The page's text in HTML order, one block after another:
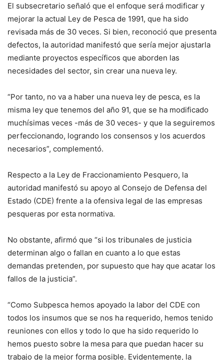
El subsecretario señaló que el enfoque será modificar y
mejorar la actual Ley de Pesca de 1991, que ha sido
revisada más de 30 veces. Si bien, reconoció que presenta
defectos, la autoridad manifestó que sería mejor ajustarla
mediante proyectos específicos que aborden las
necesidades del sector, sin crear una nueva ley.
“Por tanto, no va a haber una nueva ley de pesca, es la
misma ley que tenemos del año 91, que se ha modificado
muchísimas veces -más de 30 veces- y que la seguiremos
perfeccionando, logrando los consensos y los acuerdos
necesarios”, complementó.
Respecto a la Ley de Fraccionamiento Pesquero, la
autoridad manifestó su apoyo al Consejo de Defensa del
Estado (CDE) frente a la ofensiva legal de las empresas
pesqueras por esta normativa.
No obstante, afirmó que “si los tribunales de justicia
determinan algo o fallan en cuanto a lo que estas
demandas pretenden, por supuesto que hay que acatar los
fallos de la justicia”.
“Como Subpesca hemos apoyado la labor del CDE con
todos los insumos que se nos ha requerido, hemos tenido
reuniones con ellos y todo lo que ha sido requerido lo
hemos puesto sobre la mesa para que puedan hacer su
trabajo de la mejor forma posible. Evidentemente, la